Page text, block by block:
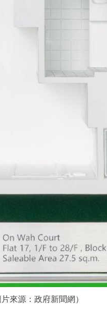
來源：政府新聞網）